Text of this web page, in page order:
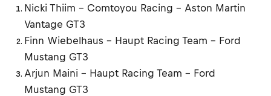
Nicki Thiim - Comtoyou Racing - Aston Martin
Vantage GT3
Finn Wiebelhaus - Haupt Racing Team - Ford
Mustang GT3
Arjun Maini - Haupt Racing Team - Ford
Mustang GT3